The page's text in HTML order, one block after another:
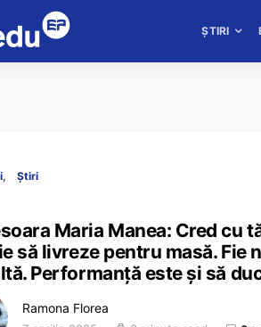
ȘTIRI
Știri
Maria Manea: Cred cu
să livreze pentru masă. Fie
Performanță este și să
Ramona Florea